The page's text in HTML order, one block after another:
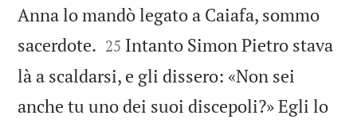
Anna lo mandò legato a Caiafa, sommo
sacerdote. 

25 Intanto Simon Pietro stava
là a scaldarsi, e gli dissero: «Non sei
anche tu uno dei suoi discepoli?» Egli lo